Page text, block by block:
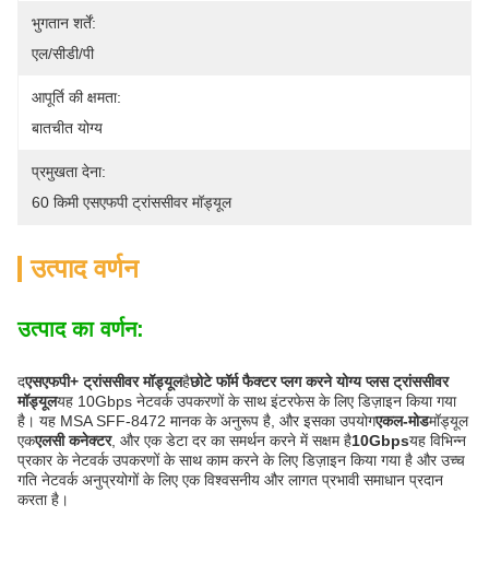
भुगतान शर्तें:
एल/सीडी/पी
आपूर्ति की क्षमता:
बातचीत योग्य
प्रमुखता देना:
60 किमी एसएफपी ट्रांससीवर मॉड्यूल
उत्पाद वर्णन
उत्पाद का वर्णन:
दएसएफपी+ ट्रांससीवर मॉड्यूलहैछोटे फॉर्म फैक्टर प्लग करने योग्य प्लस ट्रांससीवर
मॉड्यूलयह 10Gbps नेटवर्क उपकरणों के साथ इंटरफेस के लिए डिज़ाइन किया गया
है। यह MSA SFF-8472 मानक के अनुरूप है, और इसका उपयोगएकल-मोडमॉड्यूल
एकएलसी कनेक्टर, और एक डेटा दर का समर्थन करने में सक्षम है10Gbpsयह विभिन्न
प्रकार के नेटवर्क उपकरणों के साथ काम करने के लिए डिज़ाइन किया गया है और उच्च
गति नेटवर्क अनुप्रयोगों के लिए एक विश्वसनीय और लागत प्रभावी समाधान प्रदान
करता है।